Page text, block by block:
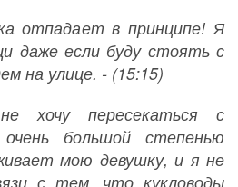
отпадает в принципе! Я
даже если буду стоять с
на улице. - (15:15)
хочу пересекаться с
большой степенью
мою девушку, и я не
с тем, что кукловоды